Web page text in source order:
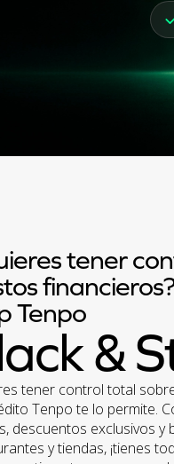
tener
Tenpo
&
tener control total
Tenpo te lo permite.
descuentos exclusivos y
y tiendas, ¡tienes